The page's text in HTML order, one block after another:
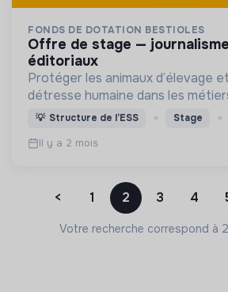
FONDS DE DOTATION BESTIOLES
offre de stage — journalisme / contenus
éditoriaux
Protéger les animaux d’élevage
détresse humaine dans les
(animaux de rente)
💡 Structure de l’ESS Stage
Il y a 2 mois
< 1 2 3 4
Votre recherche correspond à